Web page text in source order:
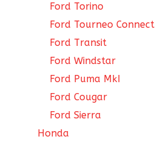
Ford Torino
Ford Tourneo Connect
Ford Transit
Ford Windstar
Ford Puma MkI
Ford Cougar
Ford Sierra
Honda